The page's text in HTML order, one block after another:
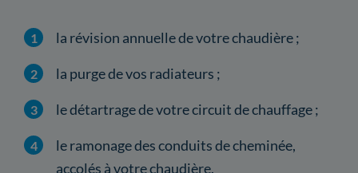
la révision annuelle de votre chaudière ;
la purge de vos radiateurs ;
le détartrage de votre circuit de chauffage ;
le ramonage des conduits de cheminée,
accolés à votre chaudière.